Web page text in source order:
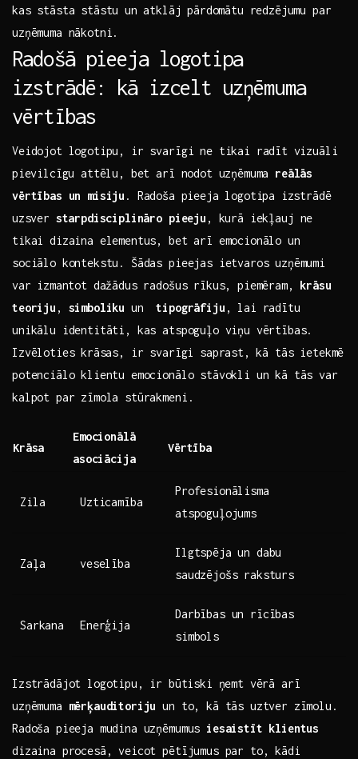
kas stāsta stāstu un ⁣atklāj ⁤pārdomātu redzējumu par​
uzņēmuma nākotni.
Radošā pieeja ‌logotipa
izstrādē: kā izcelt ‍uzņēmuma
vērtības
Veidojot logotipu, ir svarīgi ne tikai radīt⁤ vizuāli
⁢pievilcīgu attēlu, bet arī nodot uzņēmuma reālās
vērtības un misiju . Radoša ⁤pieeja ​logotipa ⁣izstrādē
⁢uzsver starpdisciplināro pieeju , kurā iekļauj ne
tikai dizaina elementus, bet arī emocionālo un
sociālo kontekstu. Šādas pieejas ietvaros uzņēmumi
var ⁣izmantot dažādus radošus rīkus, piemēram,⁣ krāsu
teoriju , simboliku un ‍tipogrāfiju , lai radītu
unikālu‍ identitāti, kas atspoguļo viņu vērtības.
Izvēloties ⁣krāsas, ir svarīgi saprast, ⁢kā tās ietekmē
potenciālo klientu emocionālo stāvokli un kā tās var
‍kalpot ‌par ​zīmola stūrakmeni.
Krāsa
Emocionālā
asociācija
Vērtība
Zila Uzticamība
Profesionālisma
atspoguļojums
Zaļa veselība
Ilgtspēja un dabu
saudzējošs​ raksturs
Sarkana Enerģija
Darbības un rīcības
simbols
Izstrādājot logotipu,⁣ ir būtiski ņemt ‍vērā arī
uzņēmuma mērķauditoriju un to, kā tās uztver zīmolu.
Radoša pieeja mudina uzņēmumus iesaistīt klientus
dizaina procesā, veicot pētījumus par to, kādi